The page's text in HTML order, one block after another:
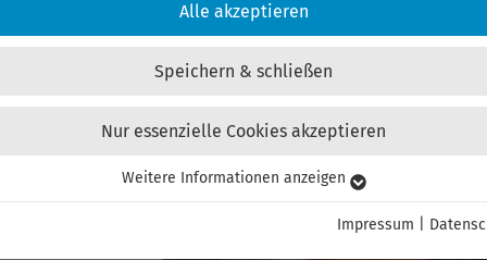
Alle akzeptieren
Speichern & schließen
Nur essenzielle Cookies akzeptieren
Cookies werden für grundlegende Funktionen der Webseite
Weitere Informationen anzeigen
Impressum